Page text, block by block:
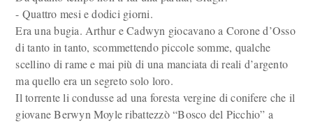
- Quattro mesi e dodici giorni.
Era una bugia. Arthur e Cadwyn giocavano a Corone d’Osso
di tanto in tanto, scommettendo piccole somme, qualche
scellino di rame e mai più di una manciata di reali d’argento
ma quello era un segreto solo loro.
Il torrente li condusse ad una foresta vergine di conifere che il
giovane Berwyn Moyle ribattezzò “Bosco del Picchio” a